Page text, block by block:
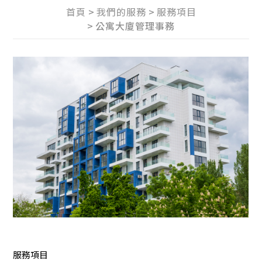
首頁 我們的服務
服務項目
公寓大廈管理事務
服務項目